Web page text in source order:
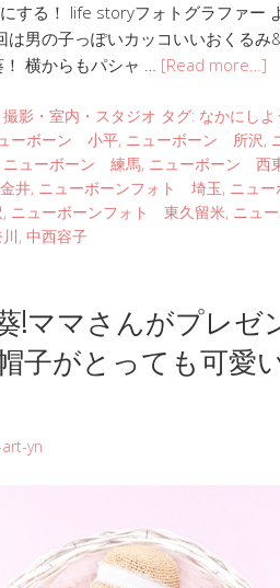
する！ life storyフォトグラファー
は男の子っぽいカッコいいおくるみ
横からもパシャ … [Read more…]
撮影・室内・スタジオ タグ: なかにしよ
ーボーン 小平, ニューボーン 所沢,
ニューボーン 練馬, ニューボーン 西
井, ニューボーンフォト 埼玉, ニュ
, ニューボーンフォト 東久留米, ニュ
, 中西容子
!ママさんがプレゼ
子がとっても可愛
yn